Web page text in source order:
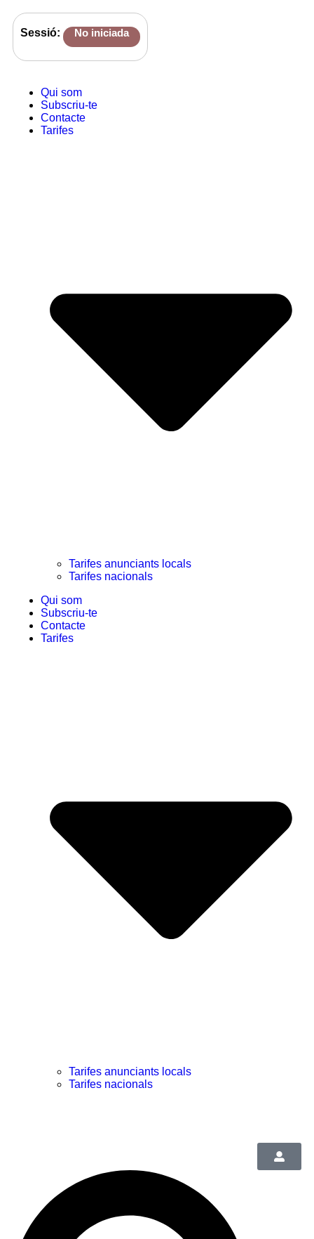
Sessió: No iniciada
Qui som
Subscriu-te
Contacte
Tarifes
Tarifes anunciants locals
Tarifes nacionals
Qui som
Subscriu-te
Contacte
Tarifes
Tarifes anunciants locals
Tarifes nacionals